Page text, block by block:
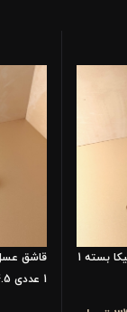
قاشق سرچنگالی استیل ورونیکا بسته 1
قاشق
1 عددی 14.5 سانت